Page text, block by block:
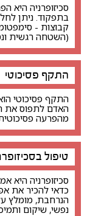
סכיזופרניה היא
בתפקוד. ניתן
קבוצות -
(השטחה רגשית
התקף פסיכוטי
התקף פסיכוטי
האדם לתפוס את
מהפרעה
טיפול
סכיזופרניה היא
כדאי להכיר את
הנרחבת, מומלץ
נפשי, שיקום